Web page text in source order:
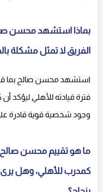
بماذا استشهد محسن
الفريق لا تمثل مشكلة
استشهد محسن صالح بما
فترة قيادته للأهلي ليؤكد
وجود شخصية قوية قادرة
ما هو تقييم محسن
كمدرب للأهلي، وهل يرى